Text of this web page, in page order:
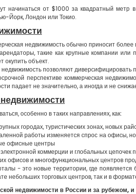
начинаться от $1000 за квадратный
Йорк, Лондон или Токио.
недвижимость обычно приносит
такие как крупные компании
окупить объект.
позволяют диверсифицировать
перспективе коммерческая
падает не значительно, а иногда и не
особенно в таких направлениях, как:
городах, туристических зонах, новых
работы изменяется спрос на офисы,
офисные центры
коммерции и глобальных цепочек
офисов и многофункциональных центров
- это новые территории, где появляется
небольших торговых центров, так и в
недвижимости в России и за